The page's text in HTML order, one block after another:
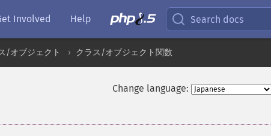
Involved Help Search docs
/オブジェクト クラス/オブジェクト関数
Change language: